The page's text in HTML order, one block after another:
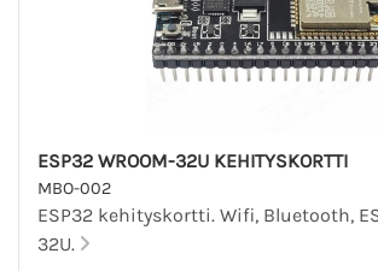
ESP32 WROOM-32U KEHITYSKORTTI
MBO-002
ESP32 kehityskortti. Wifi, Bluetooth,
32U.